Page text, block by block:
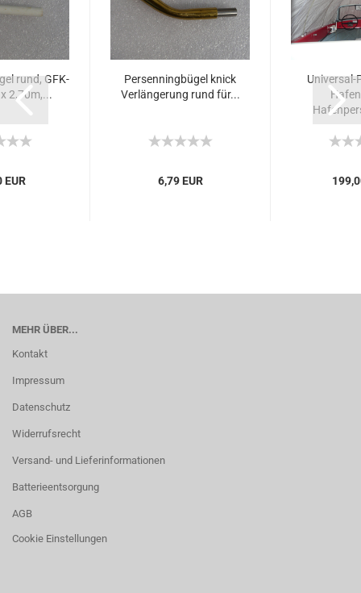
rund, GFK-
2,70m,...
EUR
Persenningbügel knick
Verlängerung rund für...
6,79 EUR
Universal-
MEHR ÜBER...
Kontakt
Impressum
Datenschutz
Widerrufsrecht
Versand- und Lieferinformationen
Batterieentsorgung
AGB
Cookie Einstellungen